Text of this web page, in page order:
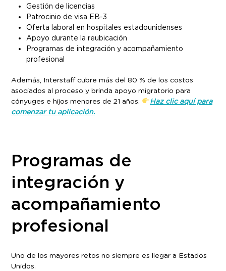
Gestión de licencias
Patrocinio de visa EB-3
Oferta laboral en hospitales estadounidenses
Apoyo durante la reubicación
Programas de integración y acompañamiento
profesional
Además, Interstaff cubre más del 80 % de los costos
asociados al proceso y brinda apoyo migratorio para
cónyuges e hijos menores de 21 años.
Haz clic aquí para
comenzar tu aplicación.
Programas de
integración y
acompañamiento
profesional
Uno de los mayores retos no siempre es llegar a Estados
Unidos.